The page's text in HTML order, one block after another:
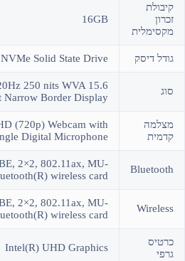
קיבולת
זכרון
מקסימלית
16GB
גודל דיסק Solid State Drive
סוג
250 nits WVA
Border Display
מצלמה
קדמית
(720p) Webcam with
Digital Microphone
Bluetooth
2×2, 802.11ax, MU-
wireless card
Wireless
2×2, 802.11ax, MU-
wireless card
כרטיס
גרפי
Intel(R) UHD Graphics